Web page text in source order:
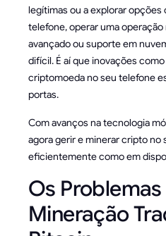
legítimas ou a explorar
telefone, operar uma
avançado ou suporte em
difícil. É aí que inovações
criptomoeda no seu telefone
portas.
Com avanços na tecnologia
agora gerir e minerar cripto no
eficientemente como em
Os
Mineração